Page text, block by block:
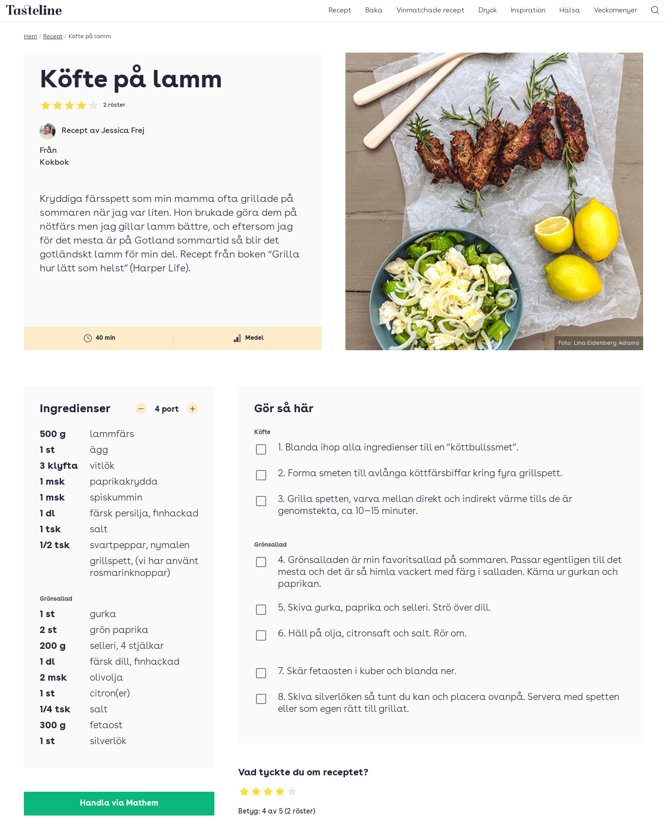
Till Tastelines startsida Recept Baka Vinmatchade recept Dryck Inspiration Hälsa Veckomenyer
Hem / Recept / Köfte på lamm
Köfte på lamm
Betyg: 4 av 5
2 röster
40 min Medel
Recept av Jessica Frej
Från
Kokbok
Kryddiga färsspett som min mamma ofta grillade på
sommaren när jag var liten. Hon brukade göra dem på
nötfärs men jag gillar lamm bättre, och eftersom jag
för det mesta är på Gotland sommartid så blir det
gotländskt lamm för min del. Recept från boken “Grilla
hur lätt som helst” (Harper Life).
Foto: Lina Eidenberg Adamo
Ingredienser 4 port
500 g
lammfärs
1 st
ägg
3 klyfta
vitlök
1 msk
paprikakrydda
1 msk
spiskummin
1 dl färsk persilja, finhackad
1 tsk
salt
1/2 tsk svartpeppar, nymalen
grillspett, (vi har använt
rosmarinknoppar)
Grönsallad
1 st
gurka
2 st
grön paprika
200 g selleri, 4 stjälkar
1 dl färsk dill, finhackad
2 msk
olivolja
1 st
citron(er)
1/4 tsk
salt
300 g
fetaost
1 st silverlök
Handla via Mathem
Gör så här
Köfte
1. Blanda ihop alla ingredienser till en ”köttbullssmet”.
2. Forma smeten till avlånga köttfärsbiffar kring fyra grillspett.
3. Grilla spetten, varva mellan direkt och indirekt värme tills de är
genomstekta, ca 10—15 minuter.
Grönsallad
4. Grönsalladen är min favoritsallad på sommaren. Passar egentligen till det
mesta och det är så himla vackert med färg i salladen. Kärna ur gurkan och
paprikan.
5. Skiva gurka, paprika och selleri. Strö över dill.
6. Häll på olja, citronsaft och salt. Rör om.
7. Skär fetaosten i kuber och blanda ner.
8. Skiva silverlöken så tunt du kan och placera ovanpå. Servera med spetten
eller som egen rätt till grillat.
Vad tyckte du om receptet?
Betyg: 4 av 5 (2 röster)